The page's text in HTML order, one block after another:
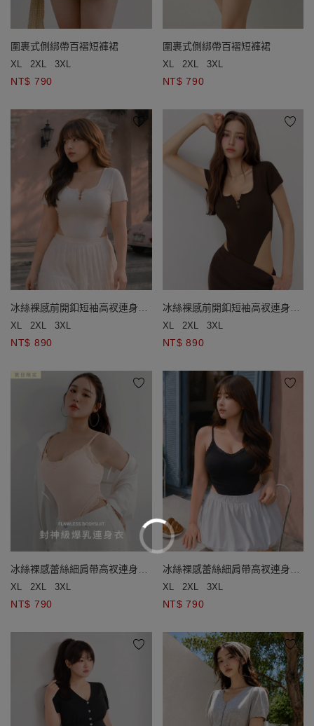
圍裹式側綁帶百褶短褲裙
XL 2XL 3XL
NT$ 790
圍裹式側綁帶百褶短褲裙
XL 2XL 3XL
NT$ 790
冰絲裸感前開釦短袖高衩連身衣
(附胸墊)
XL 2XL 3XL
NT$ 890
冰絲裸感前開釦短袖高衩連身衣
(附胸墊)
XL 2XL 3XL
NT$ 890
冰絲裸感蕾絲細肩帶高衩連身衣
(附胸墊)
XL 2XL 3XL
NT$ 790
冰絲裸感蕾絲細肩帶高衩連身衣
(附胸墊)
XL 2XL 3XL
NT$ 790